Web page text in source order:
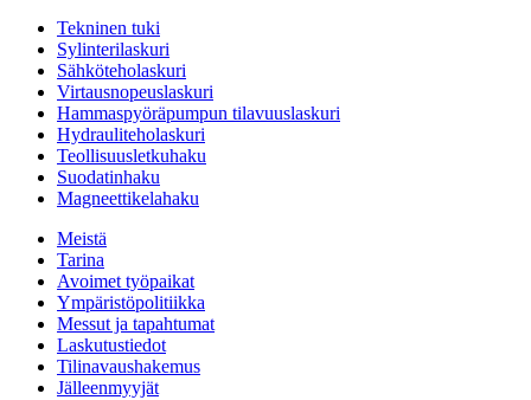
Tekninen tuki
Sylinterilaskuri
Sähköteholaskuri
Virtausnopeuslaskuri
Hammaspyöräpumpun tilavuuslaskuri
Hydrauliteholaskuri
Teollisuusletkuhaku
Suodatinhaku
Magneettikelahaku
Meistä
Tarina
Avoimet työpaikat
Ympäristöpolitiikka
Messut ja tapahtumat
Laskutustiedot
Tilinavaushakemus
Jälleenmyyjät